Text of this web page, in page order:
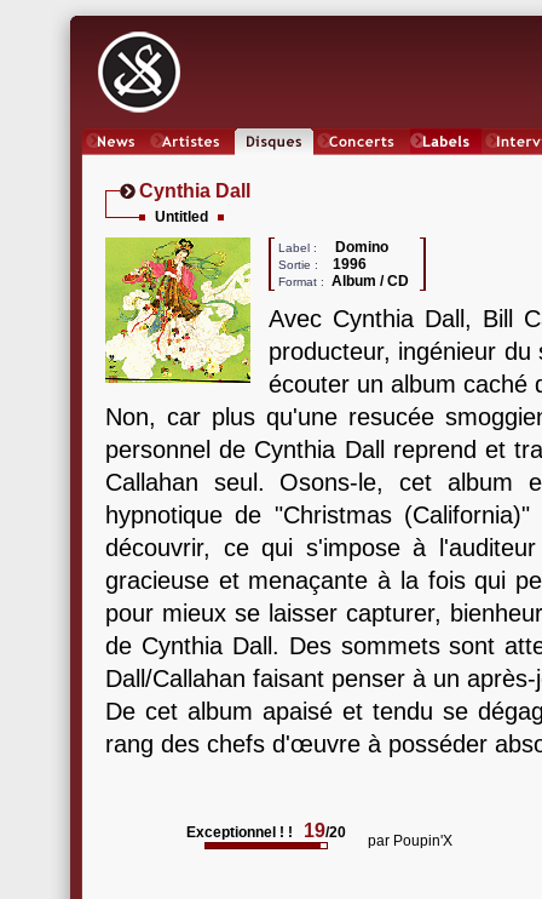
Cynthia Dall
Untitled
Label : Domino
Sortie : 1996
Format : Album / CD
Avec Cynthia Dall, Bill
producteur, ingénieur
écouter un album caché
Non, car plus qu'une resucée
personnel de Cynthia Dall reprend et
Callahan seul. Osons-le, cet
hypnotique de "Christmas
découvrir, ce qui s'impose à
gracieuse et menaçante à la fois qui
pour mieux se laisser capturer,
de Cynthia Dall. Des sommets sont
Dall/Callahan faisant penser à un
De cet album apaisé et tendu se
rang des chefs d'œuvre à posséder
Exceptionnel ! ! 19/20 par Poupin'X